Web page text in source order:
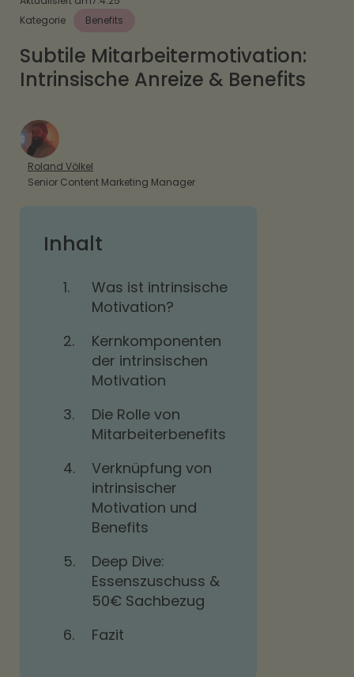
Kategorie
Benefits
Subtile Mitarbeitermotivation:
Intrinsische Anreize & Benefits
Roland Völkel
Senior Content Marketing Manager
Inhalt
1.
Was ist intrinsische
Motivation?
2.
Kernkomponenten
der intrinsischen
Motivation
3.
Die Rolle von
Mitarbeiterbenefits
4.
Verknüpfung von
intrinsischer
Motivation und
Benefits
5.
Deep Dive:
Essenszuschuss &
50€ Sachbezug
6.
Fazit